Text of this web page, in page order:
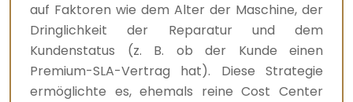
auf Faktoren wie dem Alter der Maschine, der
Dringlichkeit der Reparatur und dem
Kundenstatus (z. B. ob der Kunde einen
Premium-SLA-Vertrag hat). Diese Strategie
ermöglichte es, ehemals reine Cost Center